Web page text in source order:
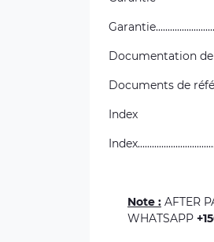
Documentation
Documents de
Index
Note : AFTER
WHATSAPP